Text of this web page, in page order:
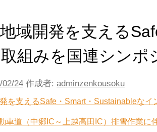
域開発を支える
組みを国連シン
02/24 作成者: adminzenkousoku
を支えるSafe・Smart・Sustainableな
車道（中郷IC～上越高田IC）排雪作業